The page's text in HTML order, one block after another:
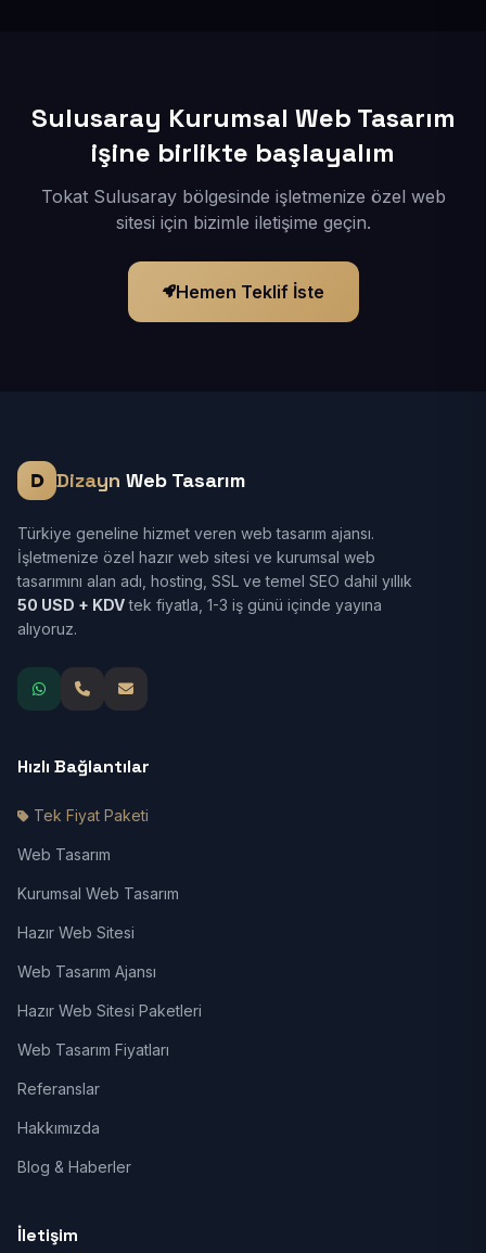
Sulusaray Kurumsal Web Tasarım
işine birlikte başlayalım
Tokat Sulusaray bölgesinde işletmenize özel web
sitesi için bizimle iletişime geçin.
Hemen Teklif İste
Dizayn Web Tasarım
Türkiye geneline hizmet veren web tasarım ajansı.
İşletmenize özel hazır web sitesi ve kurumsal web
tasarımını alan adı, hosting, SSL ve temel SEO dahil yıllık
50 USD + KDVtek fiyatla, 1-3 iş günü içinde yayına
alıyoruz.
Hızlı Bağlantılar
Tek Fiyat Paketi
Web Tasarım
Kurumsal Web Tasarım
Hazır Web Sitesi
Web Tasarım Ajansı
Hazır Web Sitesi Paketleri
Web Tasarım Fiyatları
Referanslar
Hakkımızda
Blog & Haberler
İletişim